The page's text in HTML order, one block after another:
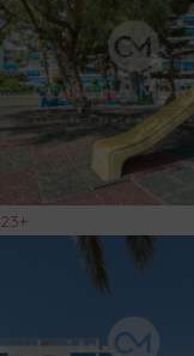
23+